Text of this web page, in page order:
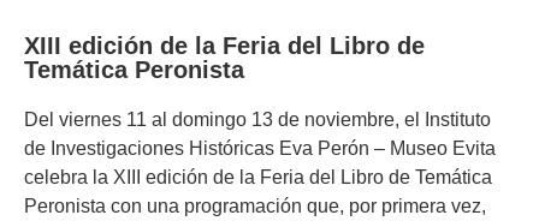
XIII edición de la Feria del Libro de
Temática Peronista
Del viernes 11 al domingo 13 de noviembre, el Instituto
de Investigaciones Históricas Eva Perón – Museo Evita
celebra la XIII edición de la Feria del Libro de Temática
Peronista con una programación que, por primera vez,